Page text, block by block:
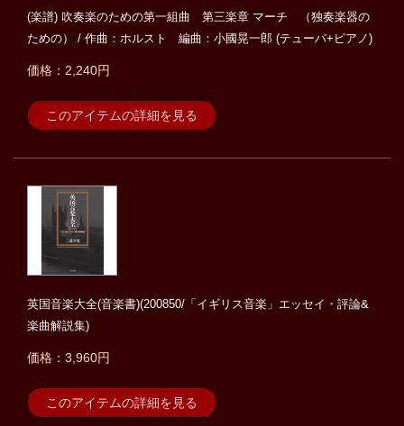
(楽譜) 吹奏楽のための第一組曲 第三楽章 マーチ （独奏楽器の
ための） / 作曲：ホルスト 編曲：小國晃一郎 (テューバ+ピアノ)
価格：2,240円
このアイテムの詳細を見る
英国音楽大全(音楽書)(200850/「イギリス音楽」エッセイ・評論&
楽曲解説集)
価格：3,960円
このアイテムの詳細を見る